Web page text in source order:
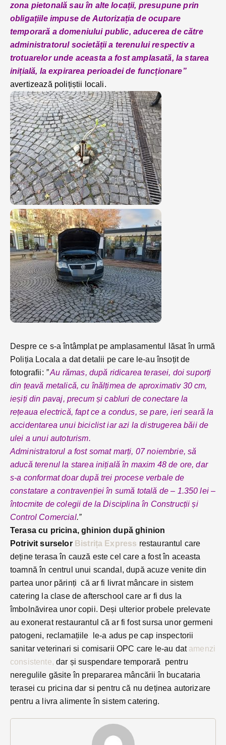
zona pietonală sau în alte locații, presupune prin
obligațiile impuse de Autorizația de ocupare
temporară a domeniului public, aducerea de către
administratorul societății a terenului respectiv a
trotuarelor unde aceasta a fost amplasată, la starea
inițială, la expirarea perioadei de funcționare”
avertizează polițiștii locali.
Despre ce s-a întâmplat pe amplasamentul lăsat în urmă
Poliția Locala a dat detalii pe care le-au însoțit de
fotografii: ”Au rămas, după ridicarea terasei, doi suporți
din țeavă metalică, cu înălțimea de aproximativ 30 cm,
ieșiți din pavaj, precum și cabluri de conectare la
rețeaua electrică, fapt ce a condus, se pare, ieri seară la
accidentarea unui biciclist iar azi la distrugerea băii de
ulei a unui autoturism.
Administratorul a fost somat marți, 07 noiembrie, să
aducă terenul la starea inițială în maxim 48 de ore, dar
s-a conformat doar după trei procese verbale de
constatare a contravenției în sumă totală de – 1.350 lei –
întocmite de colegii de la Disciplina în Construcții și
Control Comercial.”
Terasa cu pricina, ghinion după ghinion
Potrivit surselor Bistrița Express restaurantul care
deține terasa în cauză este cel care a fost în aceasta
toamnă în centrul unui scandal, după acuze venite din
partea unor părinți că ar fi livrat mâncare in sistem
catering la clase de afterschool care ar fi dus la
îmbolnăvirea unor copii. Deși ulterior probele prelevate
au exonerat restaurantul că ar fi fost sursa unor germeni
patogeni, reclamațiile le-a adus pe cap inspectorii
sanitar veterinari si comisarii OPC care le-au datamenzi
consistente, dar și suspendare temporară pentru
neregulile găsite în prepararea mâncării în bucataria
terasei cu pricina dar si pentru că nu deținea autorizare
pentru a livra alimente în sistem catering.